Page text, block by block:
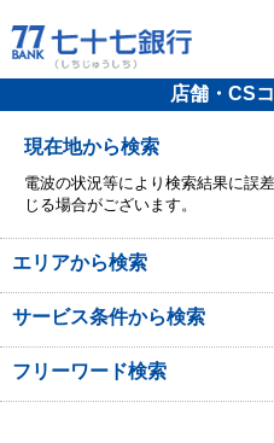
店舗・CS
現在地から検索
電波の状況等により検索結果に誤
じる場合がございます。
エリアから検索
サービス条件から検索
フリーワード検索